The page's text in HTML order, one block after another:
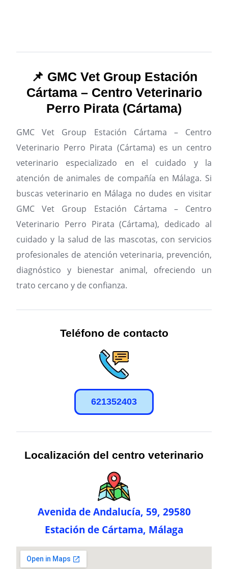
📌 GMC Vet Group Estación
Cártama – Centro Veterinario
Perro Pirata (Cártama)
GMC Vet Group Estación Cártama – Centro
Veterinario Perro Pirata (Cártama) es un centro
veterinario especializado en el cuidado y la
atención de animales de compañía en Málaga. Si
buscas veterinario en Málaga no dudes en visitar
GMC Vet Group Estación Cártama – Centro
Veterinario Perro Pirata (Cártama), dedicado al
cuidado y la salud de las mascotas, con servicios
profesionales de atención veterinaria, prevención,
diagnóstico y bienestar animal, ofreciendo un
trato cercano y de confianza.
Teléfono de contacto
621352403
Localización del centro veterinario
Avenida de Andalucía, 59, 29580
Estación de Cártama, Málaga